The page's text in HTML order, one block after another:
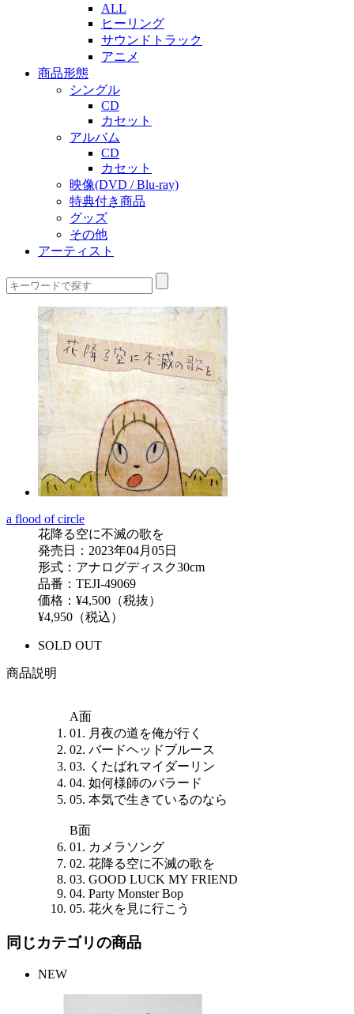
ALL
ヒーリング
サウンドトラック
アニメ
商品形態
シングル
CD
カセット
アルバム
CD
カセット
映像(DVD / Blu-ray)
特典付き商品
グッズ
その他
アーティスト
a flood of circle
花降る空に不滅の歌を
発売日：2023年04月05日
形式：アナログディスク30cm
品番：TEJI-49069
価格：¥4,500（税抜）
¥4,950（税込）
SOLD OUT
商品説明
A面
01. 月夜の道を俺が行く
02. バードヘッドブルース
03. くたばれマイダーリン
04. 如何様師のバラード
05. 本気で生きているのなら
B面
01. カメラソング
02. 花降る空に不滅の歌を
03. GOOD LUCK MY FRIEND
04. Party Monster Bop
05. 花火を見に行こう
同じカテゴリの商品
NEW